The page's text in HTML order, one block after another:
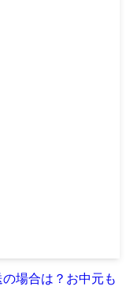
場合は？お中元も